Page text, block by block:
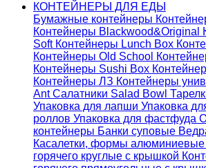
КОНТЕЙНЕРЫ ДЛЯ ЕДЫ
Бумажные контейнеры
Контейнеры Blackwood&Original
Soft Контейнеры Lunch Box
Контейнеры Old School
Контейнеры Sushi Box
Контейнеры ЛЗ Контейнеры
AntСалатники Salad Bowl
Упаковка для лапши Упаковка
роллов Упаковка для фастфуда
контейнеры Банки суповые
Касалетки, формы алюминиевые
горячего круглые с крышкой